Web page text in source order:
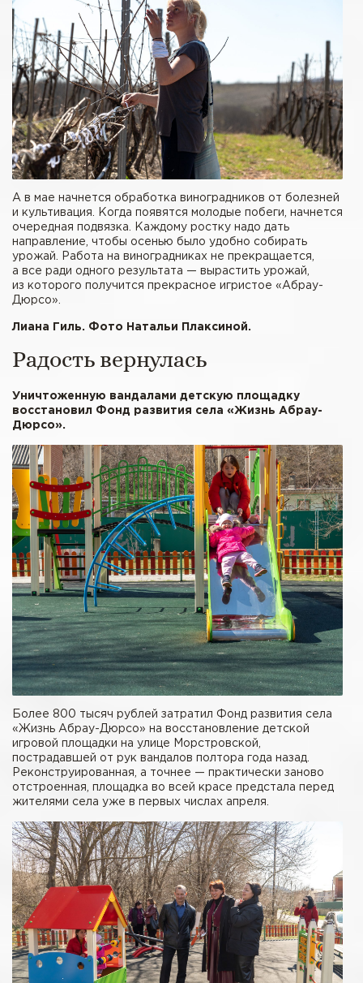
А в мае начнется обработка виноградников от болезней
и культивация. Когда появятся молодые побеги, начнется
очередная подвязка. Каждому ростку надо дать
направление, чтобы осенью было удобно собирать
урожай. Работа на виноградниках не прекращается,
а все ради одного результата — вырастить урожай,
из которого получится прекрасное игристое «Абрау-
Дюрсо».
Лиана Гиль. Фото Натальи Плаксиной.
Радость вернулась
Уничтоженную вандалами детскую площадку
восстановил Фонд развития села «Жизнь Абрау-
Дюрсо».
Более 800 тысяч рублей затратил Фонд развития села
«Жизнь Абрау-Дюрсо» на восстановление детской
игровой площадки на улице Морстровской,
пострадавшей от рук вандалов полтора года назад.
Реконструированная, а точнее — практически заново
отстроенная, площадка во всей красе предстала перед
жителями села уже в первых числах апреля.